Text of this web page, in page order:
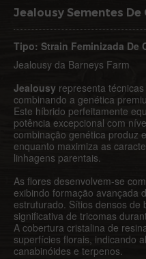
Jealousy Sementes De
Tipo: Strain Feminizada De
Jealousy da Barneys Farm
Jealousy representa
combinando a genética
Este híbrido perfeitamente
potência excepcional com
combinação genética produz
enquanto maximiza as
linhagens parentais.
As flores desenvolvem-se
exibindo formação avançada
estruturado. Sítios densos de
significativa de tricomas
A cobertura cristalina de
superfícies florais, indicando
canabinóides e terpenos.